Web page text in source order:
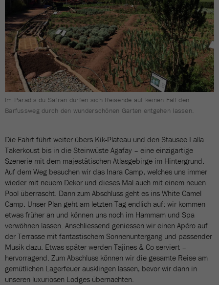
Im Paradis du Safran dürfen sich Reisende auf keinen Fall den
Barfussweg durch den wunderschönen Garten entgehen lassen.
Die Fahrt führt weiter übers Kik-Plateau und den Stausee Lalla
Takerkoust bis in die Steinwüste Agafay – eine einzigartige
Szenerie mit dem majestätischen Atlasgebirge im Hintergrund.
Auf dem Weg besuchen wir das Inara Camp, welches uns immer
wieder mit neuem Dekor und dieses Mal auch mit einem neuen
Pool überrascht. Dann zum Abschluss geht es ins White Camel
Camp. Unser Plan geht am letzten Tag endlich auf: wir kommen
etwas früher an und können uns noch im Hammam und Spa
verwöhnen lassen. Anschliessend geniessen wir einen Apéro auf
der Terrasse mit fantastischem Sonnenuntergang und passender
Musik dazu. Etwas später werden Tajines & Co serviert –
hervorragend. Zum Abschluss können wir die gesamte Reise am
gemütlichen Lagerfeuer ausklingen lassen, bevor wir dann in
unseren luxuriösen Lodges übernachten.